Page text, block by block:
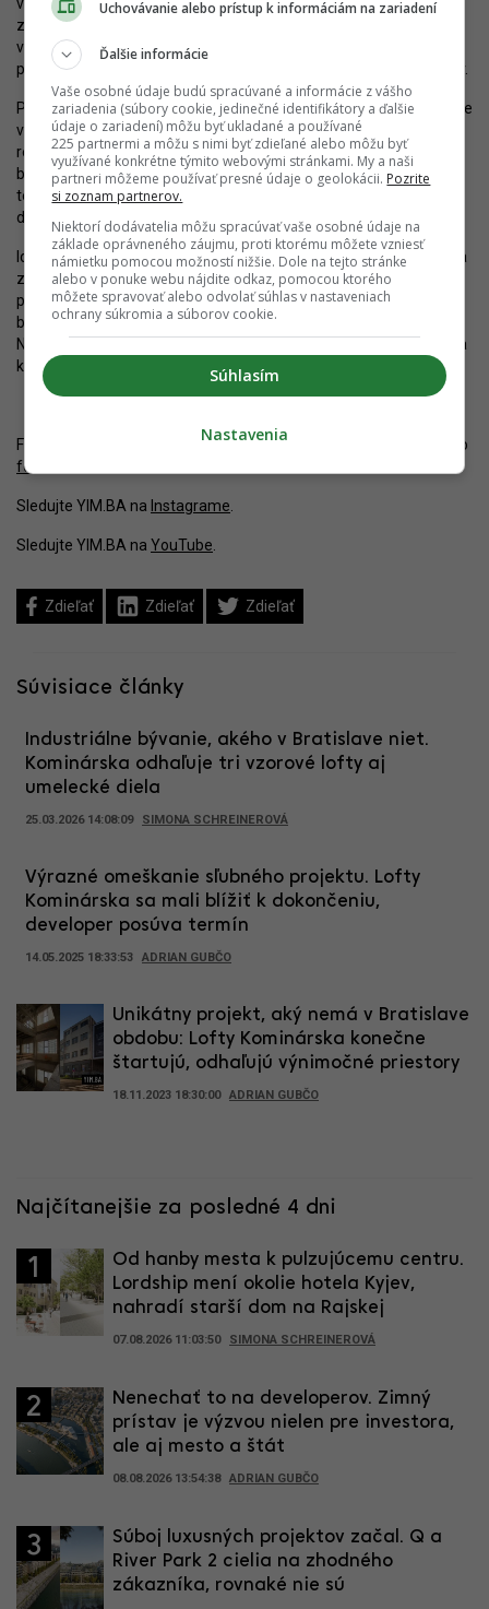
zvolil ťažšiu cestu rekonštrukcie a transformácie objektu, hoci
v režime národnej kultúrnej pamiatky nebol. Bratislava tak získa
pomerne unikátny produkt v podobe autentických loftových bytov.
Platiť to bude minimálne ešte určitú dobu. Do predaja ale postupne
vstupuje aj industriálne bývanie v rámci projektu Jégého Alej V,
resp.Danubius Two. Jeho súčasťou je aj rekonštrukcia chránenej
budovy niekdajšej Danubiusky, ktorá by mala taktiež obsahovať
tento typ rezidencií. Zámer už má vydané stavebné povolenie,
dokončený by však mal byť najskôr okolo roku 2028.
Ide len o zlomok potenciálu Bratislavy spred veľkej vlny búrania na
začiatku tohto storočia. Mnohé objekty by dnes boli
pravdepodobne obnovené s veľkou slávou a využívané ako
bývanie, kancelárie, kultúrne priestory alebo retailové jednotky.
Nanešťastie, obrovská realitná horúčka v rokoch 2007-2008 viedla
k stratám, ktoré sa už nikdy nenapravia.
Fotografie z 12.10.2025. Pozrite si výstavbu Loftov Kominárska vo
fotoalbumoch
Sledujte YIM.BA na Instagrame
Sledujte YIM.BA na YouTube
Zdieľať Zdieľať Zdieľať
Súvisiace články
Industriálne bývanie, akého v Bratislave niet.
Kominárska odhaľuje tri vzorové lofty aj
umelecké diela
25.03.2026 14:08:09 SIMONA SCHREINEROVÁ
Výrazné omeškanie sľubného projektu. Lofty
Kominárska sa mali blížiť k dokončeniu,
developer posúva termín
14.05.2025 18:33:53 ADRIAN GUBČO
Unikátny projekt, aký nemá v Bratislave
obdobu: Lofty Kominárska konečne
štartujú, odhaľujú výnimočné priestory
18.11.2023 18:30:00 ADRIAN GUBČO
Najčítanejšie za posledné 4 dni
1
Od hanby mesta k pulzujúcemu centru.
Lordship mení okolie hotela Kyjev,
nahradí starší dom na Rajskej
07.08.2026 11:03:50 SIMONA SCHREINEROVÁ
2
Nenechať to na developerov. Zimný
prístav je výzvou nielen pre investora,
ale aj mesto a štát
08.08.2026 13:54:38 ADRIAN GUBČO
3
Súboj luxusných projektov začal. Q a
River Park 2 cielia na zhodného
zákazníka, rovnaké nie sú
Uchovávanie alebo prístup k informáciám na zariadení
Ďalšie informácie
Vaše osobné údaje budú spracúvané a informácie z vášho
zariadenia (súbory cookie, jedinečné identifikátory a ďalšie
údaje o zariadení) môžu byť ukladané a používané
225 partnermi a môžu s nimi byť zdieľané alebo môžu byť
využívané konkrétne týmito webovými stránkami. My a naši
partneri môžeme používať presné údaje o geolokácii. Pozrite
si zoznam partnerov.
Niektorí dodávatelia môžu spracúvať vaše osobné údaje na
základe oprávneného záujmu, proti ktorému môžete vzniesť
námietku pomocou možností nižšie. Dole na tejto stránke
alebo v ponuke webu nájdite odkaz, pomocou ktorého
môžete spravovať alebo odvolať súhlas v nastaveniach
ochrany súkromia a súborov cookie.
Súhlasím
Nastavenia